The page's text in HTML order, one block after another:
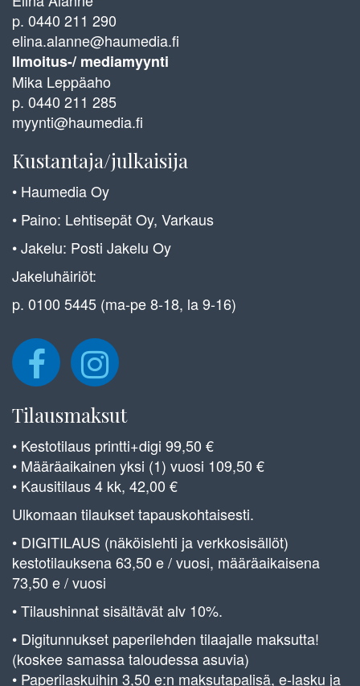
p. 0440 211 290
elina.alanne@haumedia.fi
Ilmoitus-/ mediamyynti
Mika Leppäaho
p. 0440 211 285
myynti@haumedia.fi
Kustantaja/julkaisija
• Haumedia Oy
• Paino: Lehtisepät Oy, Varkaus
• Jakelu: Posti Jakelu Oy
Jakeluhäiriöt:
p. 0100 5445 (ma-pe 8-18, la 9-16)
Tilausmaksut
• Kestotilaus printti+digi 99,50 €
• Määräaikainen yksi (1) vuosi 109,50 €
• Kausitilaus 4 kk, 42,00 €
Ulkomaan tilaukset tapauskohtaisesti.
• DIGITILAUS (näköislehti ja verkkosisällöt)
kestotilauksena 63,50 e / vuosi, määräaikaisena
73,50 e / vuosi
• Tilaushinnat sisältävät alv 10%.
• Digitunnukset paperilehden tilaajalle maksutta!
(koskee samassa taloudessa asuvia)
• Paperilaskuihin 3,50 e:n maksutapalisä, e-lasku ja